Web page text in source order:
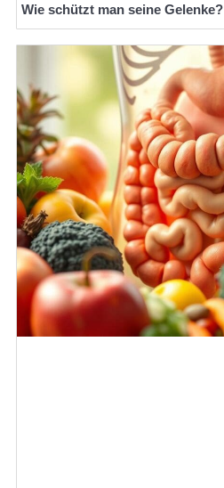
Wie schützt man seine Gelenke?